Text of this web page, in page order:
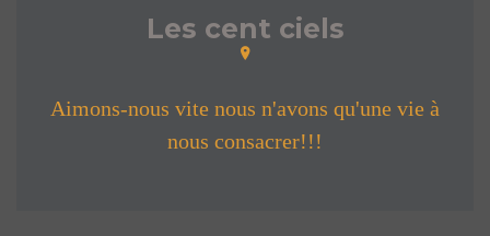
Les cent ciels
Aimons-nous vite nous n'avons qu'une vie à
nous consacrer!!!